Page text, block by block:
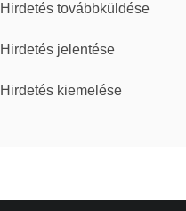
Hirdetés továbbküldése
Hirdetés jelentése
Hirdetés kiemelése